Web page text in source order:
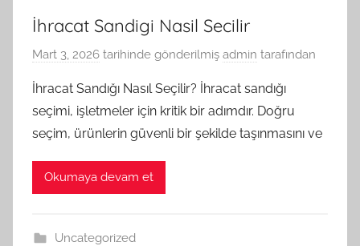
İhracat Sandigi Nasil Secilir
Mart 3, 2026 tarihinde gönderilmiş admin tarafından
İhracat Sandığı Nasıl Seçilir? İhracat sandığı
seçimi, işletmeler için kritik bir adımdır. Doğru
seçim, ürünlerin güvenli bir şekilde taşınmasını ve
Okumaya devam et
Uncategorized